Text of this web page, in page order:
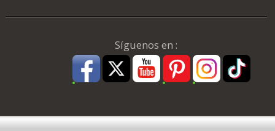
Síguenos en :
Pago Seguro